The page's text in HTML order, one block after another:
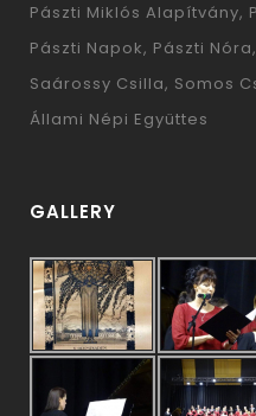
Pászti Miklós Alapítvány
Pászti Napok Pászti Nóra
Saárossy Csilla Somos
Állami Népi Együttes
GALLERY